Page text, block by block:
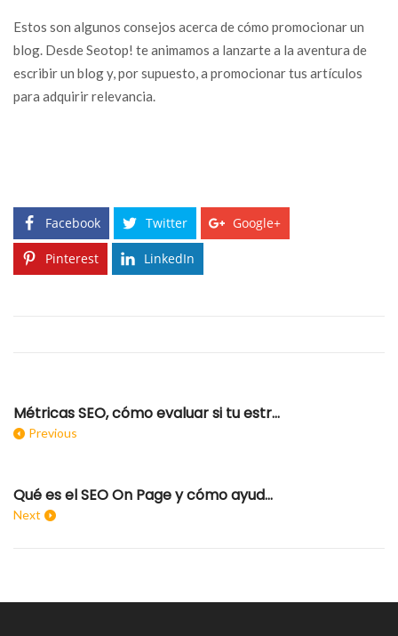
Estos son algunos consejos acerca de cómo promocionar un
blog. Desde Seotop! te animamos a lanzarte a la aventura de
escribir un blog y, por supuesto, a promocionar tus artículos
para adquirir relevancia.
Facebook Twitter Google+
Pinterest LinkedIn
Métricas SEO, cómo evaluar si tu estrategia es correcta
Previous
Qué es el SEO On Page y cómo ayuda al posicionamiento
Next